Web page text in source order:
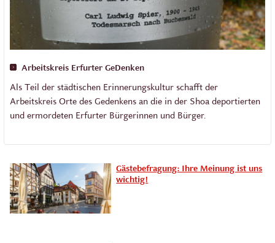
Arbeitskreis Erfurter GeDenken
Als Teil der städtischen Erinnerungskultur schafft der
Arbeitskreis Orte des Gedenkens an die in der Shoa deportierten
und ermordeten Erfurter Bürgerinnen und Bürger.
Gästebefragung: Ihre Meinung ist uns
wichtig!